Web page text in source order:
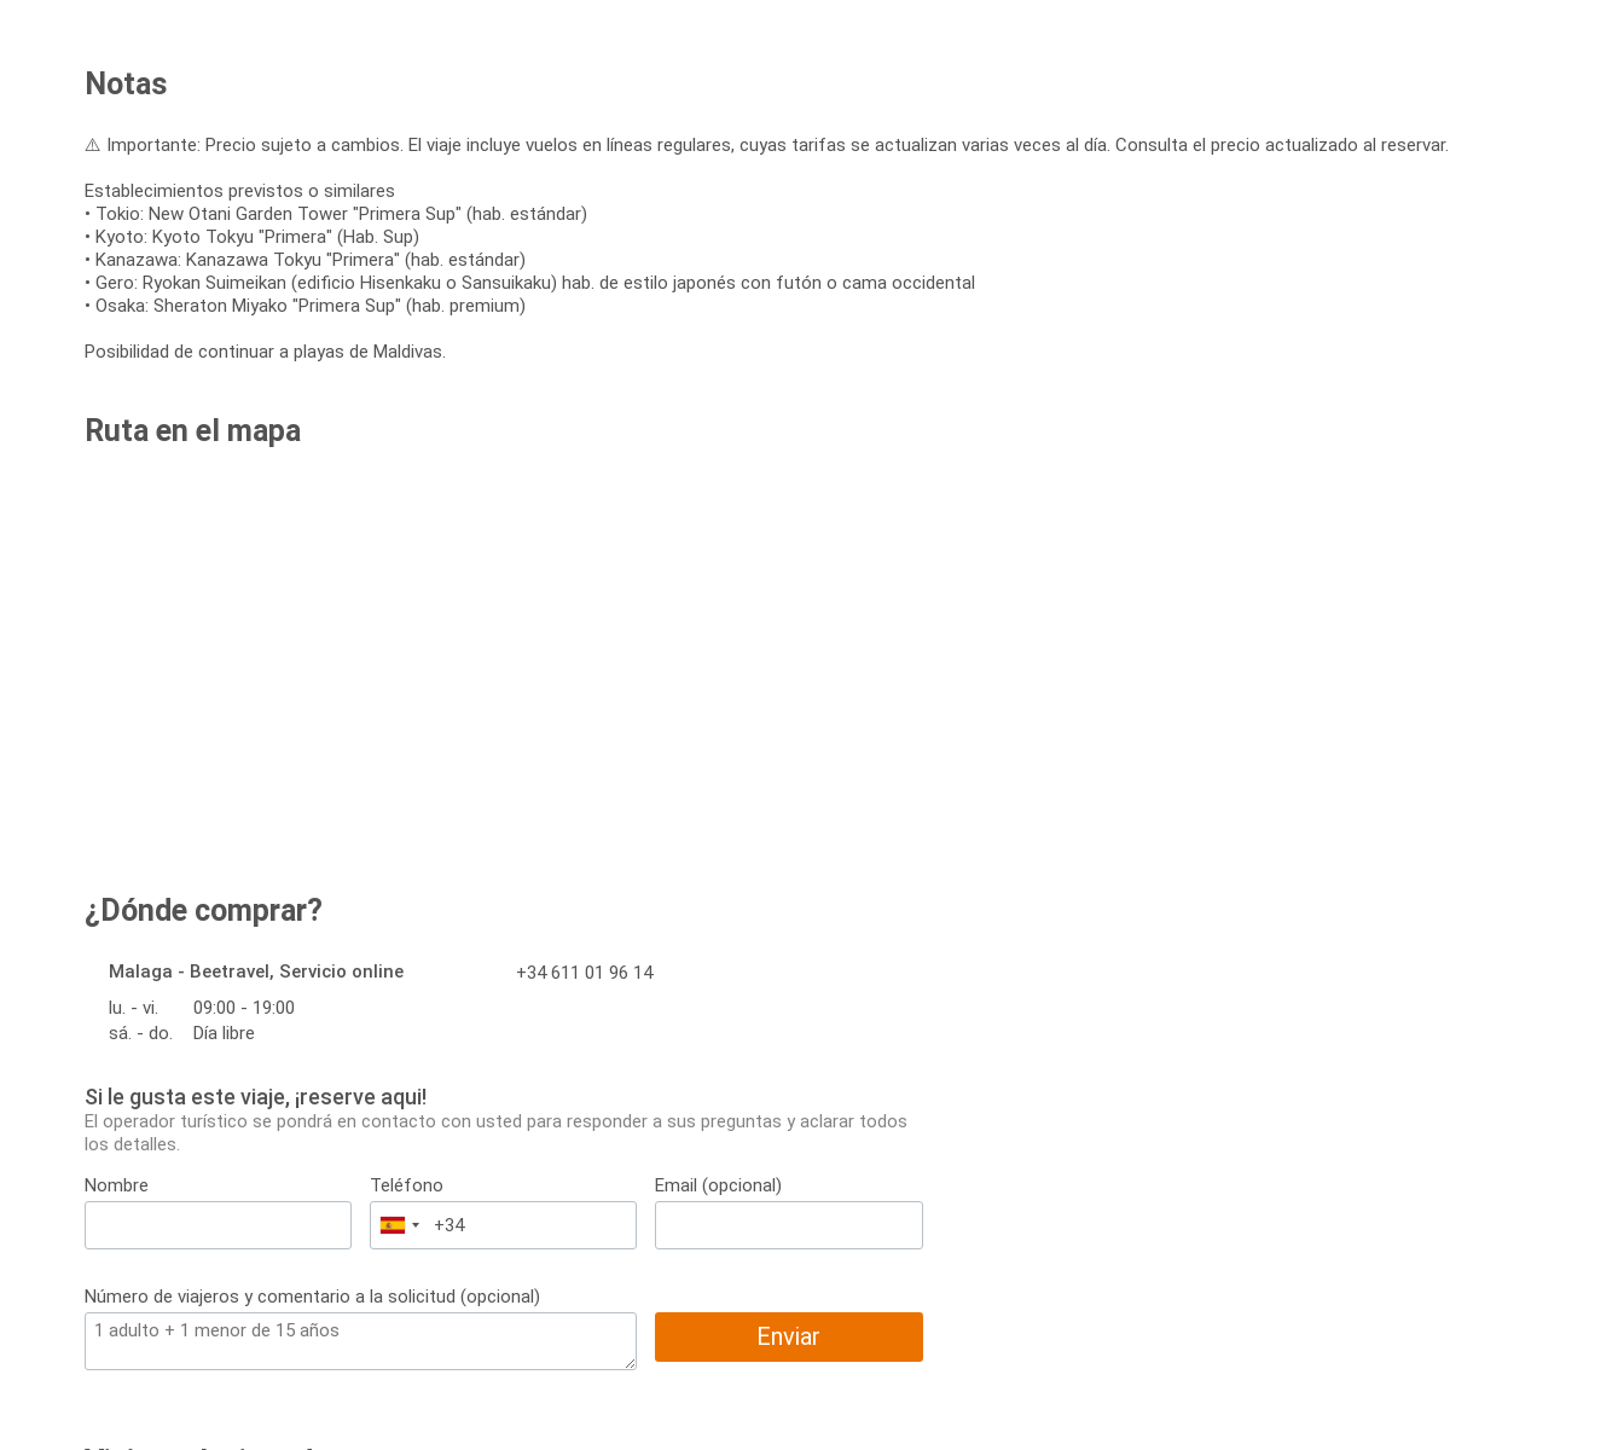
Notas
⚠️ Importante: Precio sujeto a cambios. El viaje incluye vuelos en líneas regulares, cuyas tarifas se actualizan varias veces al día. Consulta el precio actualizado al reservar.
Establecimientos previstos o similares
• Tokio: New Otani Garden Tower "Primera Sup" (hab. estándar)
• Kyoto: Kyoto Tokyu "Primera" (Hab. Sup)
• Kanazawa: Kanazawa Tokyu "Primera" (hab. estándar)
• Gero: Ryokan Suimeikan (edificio Hisenkaku o Sansuikaku) hab. de estilo japonés con futón o cama occidental
• Osaka: Sheraton Miyako "Primera Sup" (hab. premium)
Posibilidad de continuar a playas de Maldivas.
Ruta en el mapa
¿Dónde comprar?
Malaga - Beetravel, Servicio online
lu. - vi.
09:00 - 19:00
sá. - do.
Día libre
+34 611 01 96 14
Si le gusta este viaje, ¡reserve aqui!
El operador turístico se pondrá en contacto con usted para responder a sus preguntas y aclarar todos
los detalles.
Nombre
Teléfono
España
+34
Email (opcional)
Número de viajeros y comentario a la solicitud (opcional)
Enviar